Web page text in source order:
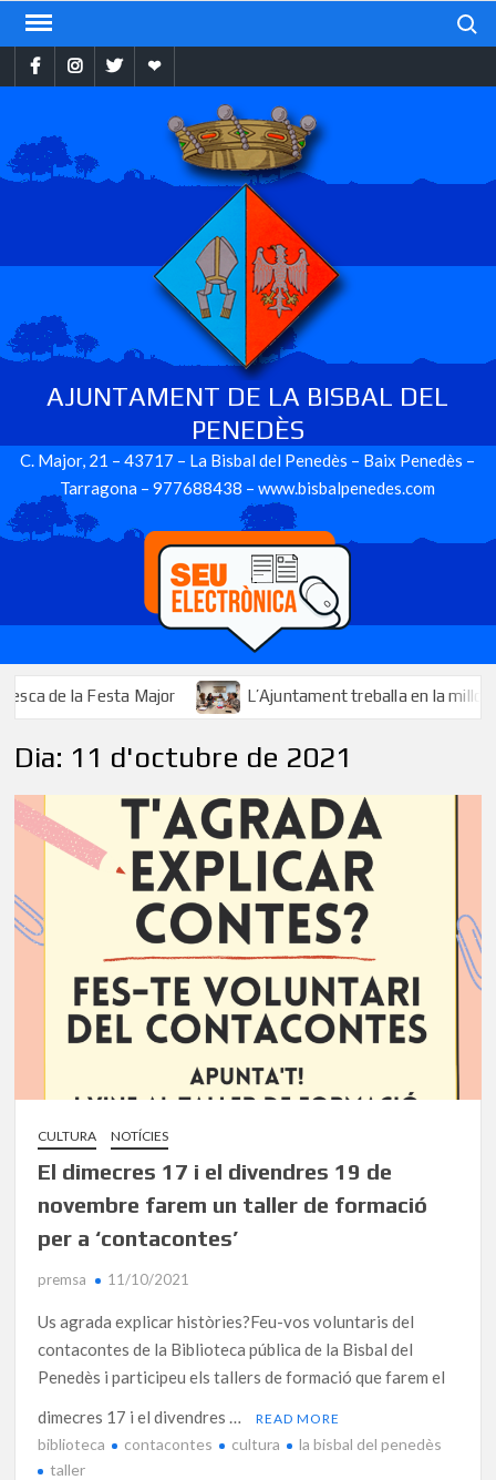
Skip
contentFacebookInstragram
TwitterEbando
AJUNTAMENT DE LA BISBAL DEL
PENEDÈS
C. Major, 21 – 43717 – La Bisbal del Penedès – Baix Penedès –
Tarragona – 977688438 – www.bisbalpenedes.com
la Festa Major L’Ajuntament treballa en la millora i
Dia: 11 d'octubre de 2021
CULTURA NOTÍCIES
El dimecres 17 i el divendres 19 de
novembre farem un taller de formació
per a ‘contacontes’
premsa 11/10/2021
Us agrada explicar històries?Feu-vos voluntaris del
contacontes de la Biblioteca pública de la Bisbal del
Penedès i participeu els tallers de formació que farem el
dimecres 17 i el divendres …
READ MORE
biblioteca contacontes cultura
la bisbal del penedès
taller